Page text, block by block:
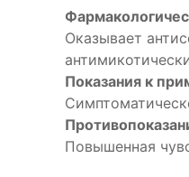
Оказывает
Показания к
Повышенная